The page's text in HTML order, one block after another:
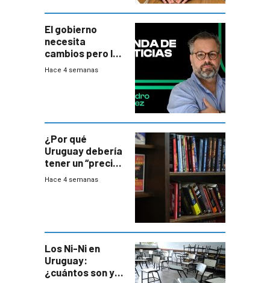
El gobierno
necesita
cambios pero los
ministros tienen
Hace 4 semanas
¿Por qué
Uruguay debería
tener un “precio
único” en los
Hace 4 semanas
Los Ni-Ni en
Uruguay:
¿cuántos son y